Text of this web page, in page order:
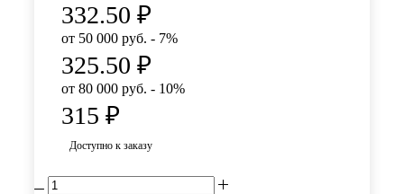
332.50 ₽
от 50 000 руб. - 7%
325.50 ₽
от 80 000 руб. - 10%
315 ₽
Доступно к заказу